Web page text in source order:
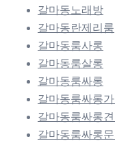
갈마동노래방
갈마동란제리룸
갈마동룸사롱
갈마동룸살롱
갈마동룸싸롱
갈마동룸싸롱
갈마동룸싸롱
갈마동룸싸롱문